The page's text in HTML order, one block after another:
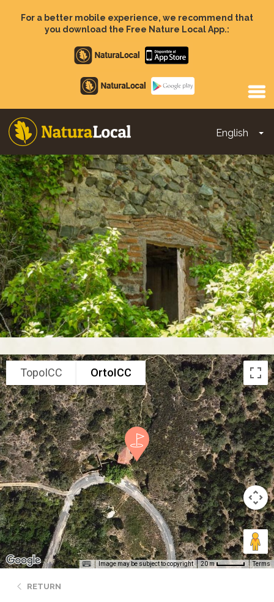
For a better mobile experience, we recommend that
you download the Free Nature Local App.:
Apple
store
Google
Play
English
Main
navigation
TopoICC OrtoICC
Image may be subject to copyright 20 m Terms
RETURN